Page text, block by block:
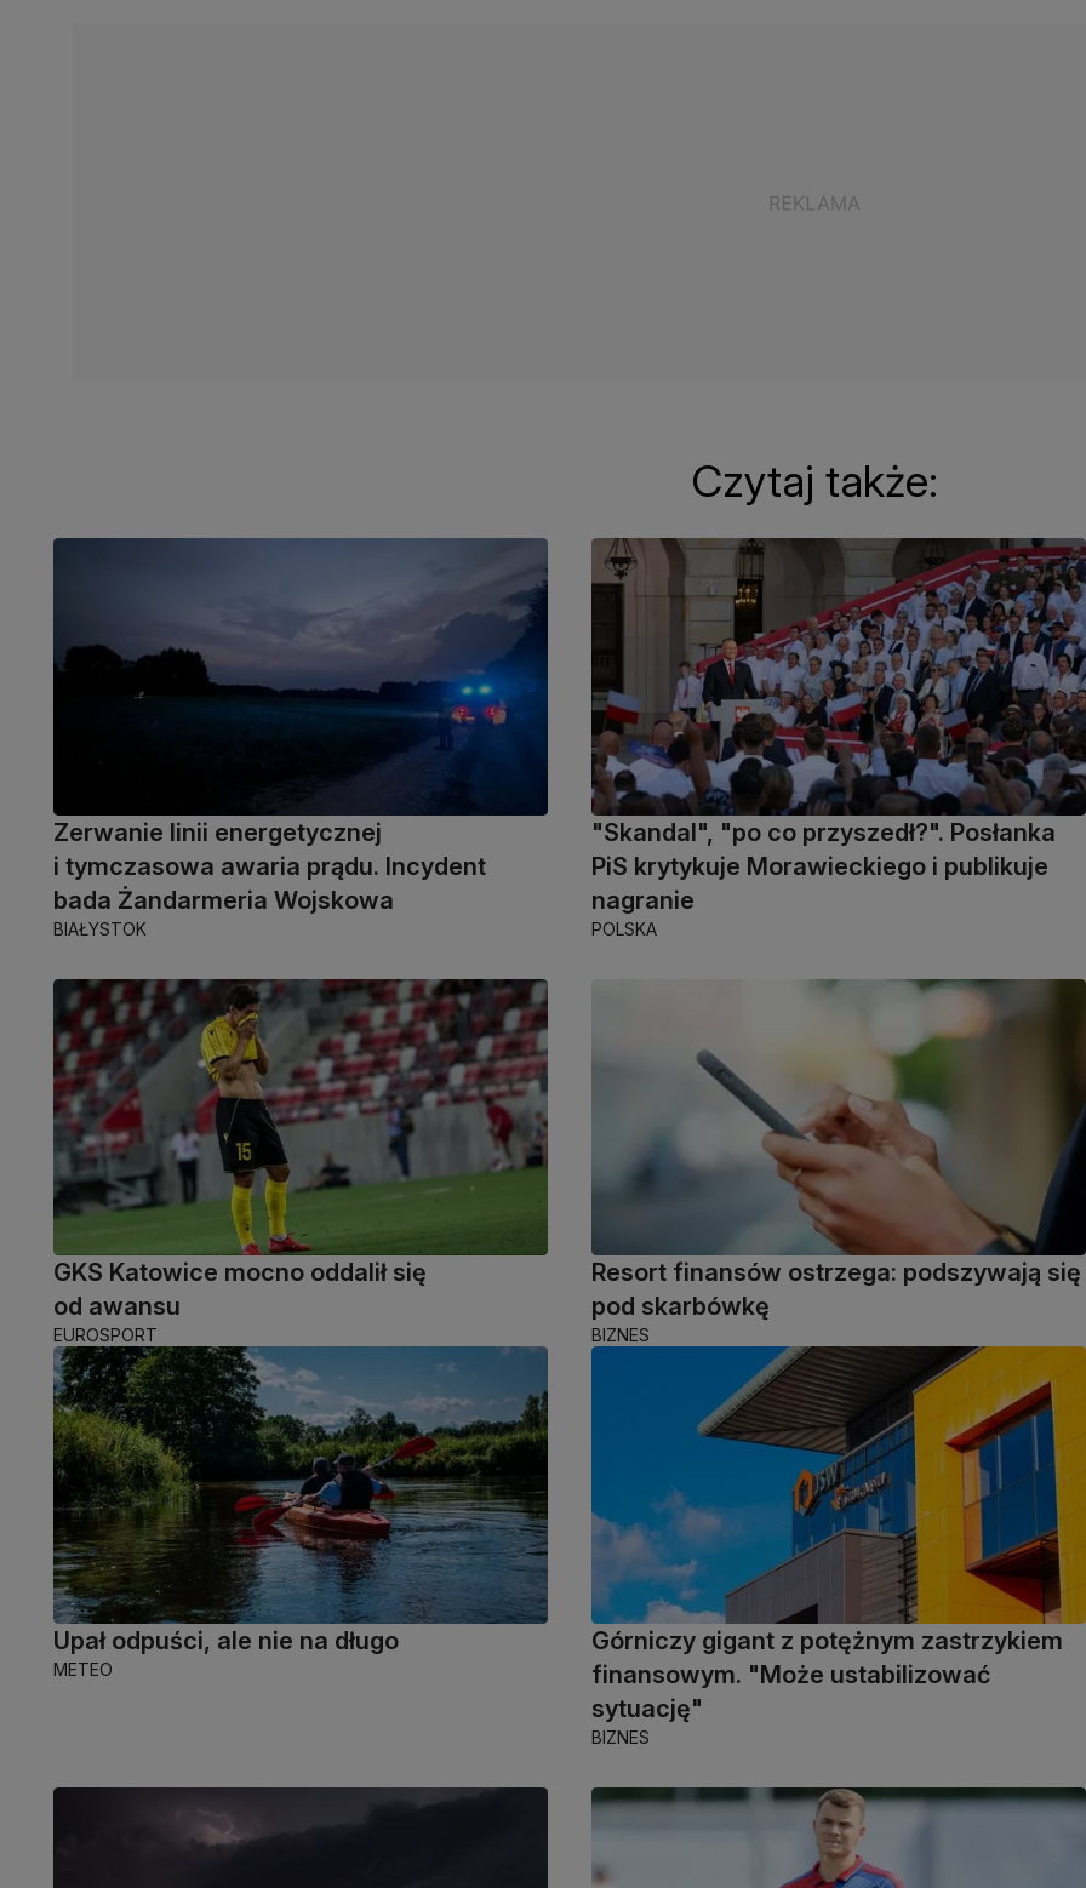
Czytaj także:
Zerwanie linii energetycznej
i tymczasowa awaria prądu. Incydent
bada Żandarmeria Wojskowa
BIAŁYSTOK
"Skandal", "po co przyszedł?". Posłanka
PiS krytykuje Morawieckiego i publikuje
nagranie
POLSKA
GKS Katowice mocno oddalił się
od awansu
EUROSPORT
Resort finansów ostrzega: podszywają się
pod skarbówkę
BIZNES
Upał odpuści, ale nie na długo
METEO
Górniczy gigant z potężnym zastrzykiem
finansowym. "Może ustabilizować
sytuację"
BIZNES